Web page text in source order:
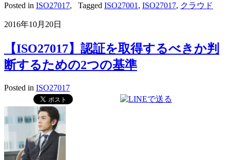
Posted in ISO27017, Tagged ISO27001 , ISO27017, クラウド
2016年10月20日
【ISO27017】認証を取得するべきか判
断するための2つの基準
Posted in ISO27017